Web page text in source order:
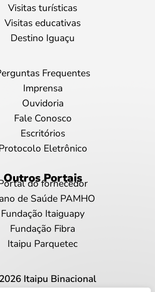
Visitas turísticas
Visitas educativas
Destino Iguaçu
Frequentes
Imprensa
Ouvidoria
Fale Conosco
Escritórios
Eletrônico
Outros Portais
do fornecedor
de Saúde PAMHO
Fundação Itaiguapy
Fundação Fibra
Itaipu Parquetec
Itaipu Binacional